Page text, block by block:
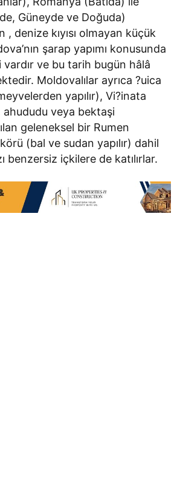
Güneyde ve Doğuda)
, denize kıyısı olmayan küçük
şarap yapımı konusunda
ve bu tarih bugün hâlâ
Moldovalılar ayrıca ?uica
yapılır), Vi?inata
veya bektaşi
geleneksel bir Rumen
(bal ve sudan yapılır) dahil
benzersiz içkilere de katılırlar.